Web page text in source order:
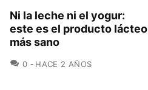
Ni la leche ni el yogur:
este es el producto lácteo
más sano
0 COMENTARIOS
HACE 2 AÑOS